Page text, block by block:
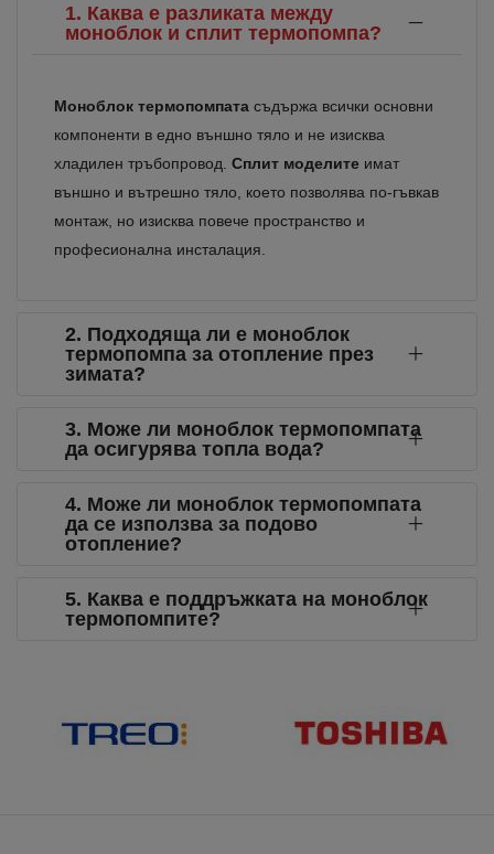
1. Каква е разликата между
моноблок и сплит термопомпа?
Моноблок термопомпата съдържа всички основни
компоненти в едно външно тяло и не изисква
хладилен тръбопровод. Сплит моделите имат
външно и вътрешно тяло, което позволява по-гъвкав
монтаж, но изисква повече пространство и
професионална инсталация.
2. Подходяща ли е моноблок
термопомпа за отопление през
зимата?
3. Може ли моноблок термопомпата
да осигурява топла вода?
4. Може ли моноблок термопомпата
да се използва за подово
отопление?
5. Каква е поддръжката на моноблок
термопомпите?